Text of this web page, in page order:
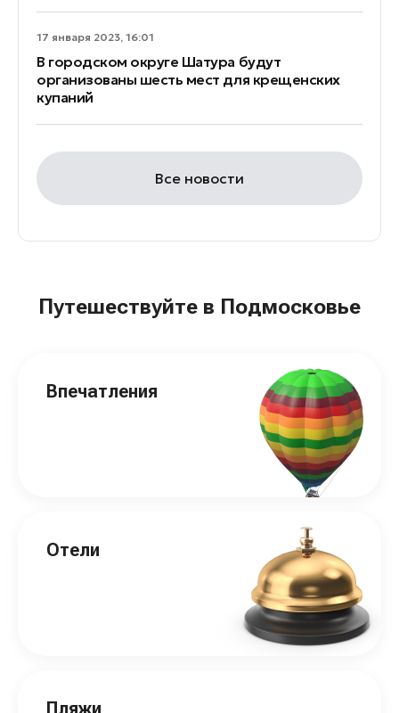
17 января 2023, 16:01
В городском округе Шатура будут
организованы шесть мест для крещенских
купаний
Все новости
Путешествуйте в Подмосковье
Впечатления
Отели
Пляжи